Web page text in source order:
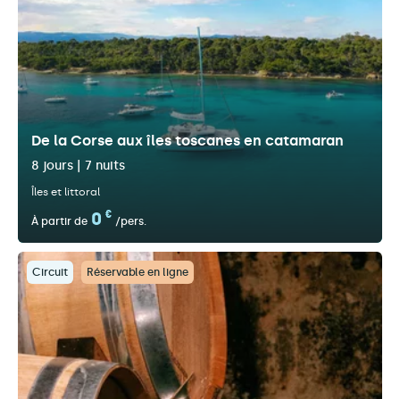
De la Corse aux îles toscanes en catamaran
8 jours | 7 nuits
Îles et littoral
À partir de 0 €
/pers.
Circuit Réservable en ligne